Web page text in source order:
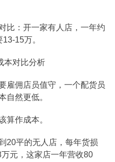
比：开一家有人店，一年约
15万。
雇佣店员值守，一个配货员
自然更低。
算作成本。
20平的无人店，每年货损
万元，这家店一年营收80